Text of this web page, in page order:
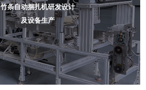
竹条自动捆扎机研发设计
及设备生产